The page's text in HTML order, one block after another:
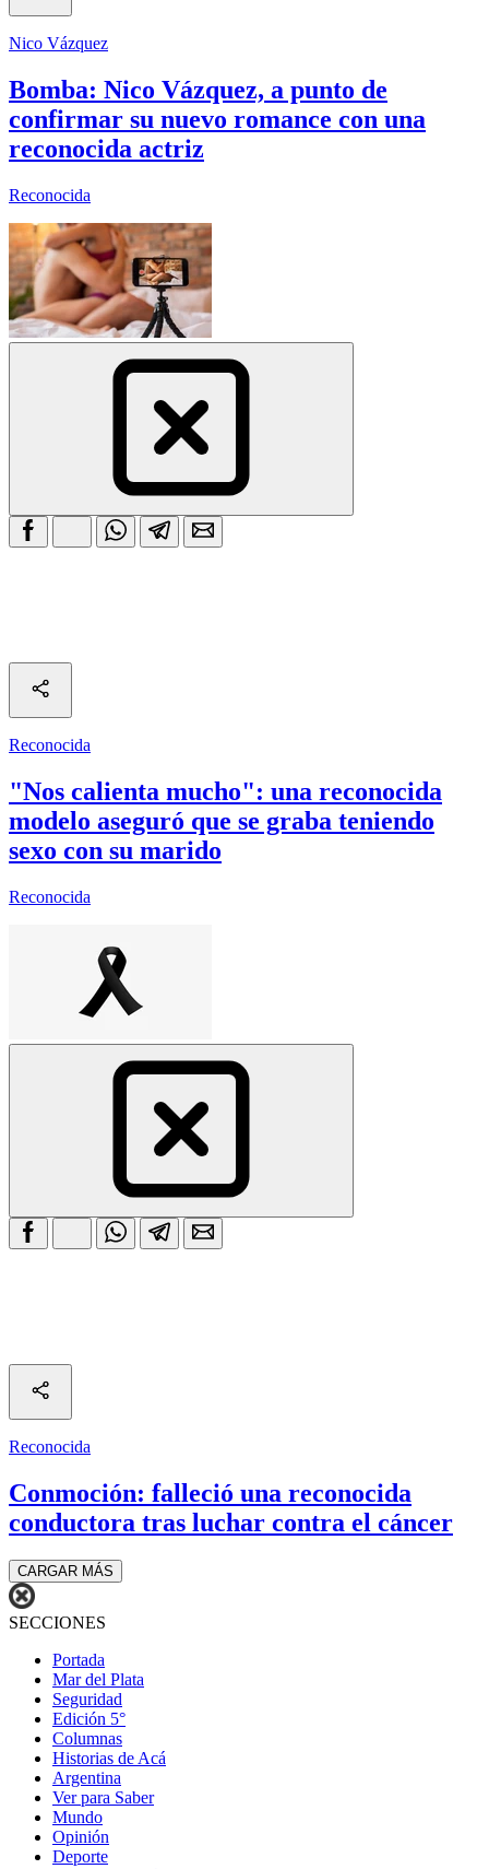
Nico Vázquez
Bomba: Nico Vázquez, a punto de
confirmar su nuevo romance con una
reconocida actriz
Reconocida
Reconocida
"Nos calienta mucho": una reconocida
modelo aseguró que se graba teniendo
sexo con su marido
Reconocida
Reconocida
Conmoción: falleció una reconocida
conductora tras luchar contra el cáncer
CARGAR MÁS
SECCIONES
Portada
Mar del Plata
Seguridad
Edición 5°
Columnas
Historias de Acá
Argentina
Ver para Saber
Mundo
Opinión
Deporte